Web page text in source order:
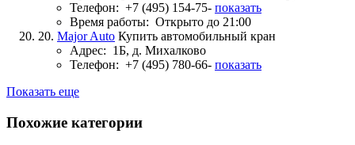
Телефон: +7 (495) 154-75- показать
Время работы: Открыто до 21:00
20. Major Auto Купить автомобильный кран
Адрес: 1Б, д. Михалково
Телефон: +7 (495) 780-66- показать
Показать еще
Похожие категории